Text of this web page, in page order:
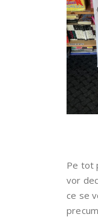
Pe tot
vor
ce se